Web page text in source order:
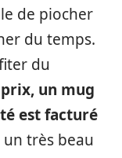
de piocher
du temps.
du
un mug
est facturé
un très beau